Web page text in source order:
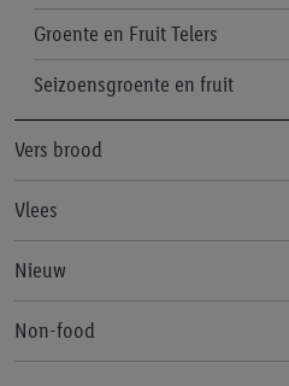
Cien
FORMIL
Freeway
Gelatelli
Kipster
Maribel
Milbona
Groente en Fruit Telers
Seizoensgroente en fruit
Vers brood
Vlees
Nieuw
Non-food